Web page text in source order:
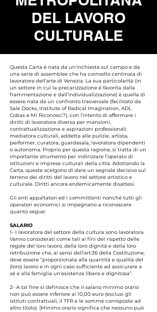
DEL LAVORO
CULTURALE
Questa Carta è nata da un'inchiesta sul campo e da
una serie di assemblee che ha coinvolto centinaia di
lavoratorə dell’arte di Venezia. La sua particolarità (in
un settore in cui la precarizzazione è favorita dalla
frammentazione e dall’individualizzazione) è quella di
essere nata da un confronto trasversale (facilitato da
Sale Docks, Institute of Radical Imagination, ADL
Cobas e Mi Riconosci?), con l’intento di affermare i
diritti di lavoratorə diversə per mansioni,
contrattualizzazione e aspirazioni professionali:
mediatorə culturali, addettə alle pulizie, artistə,
performer, curatorə, guardasala, lavoratorə dipendenti
o autonomə. Proprio per questa ragione, si tratta di un
importante strumento per indirizzare l’operato di
istituzioni e imprese culturali della città. Adottando la
Carta, queste scelgono di dare un segnale decisivo sul
terreno dei diritti del lavoro nel settore artistico e
culturale. Diritti ancora endemicamente disattesi.
Gli enti appaltatori ed i committenti nonché tutti gli
operatori economici si impegnano a riconoscere
quanto segue:
SALARIO
1- I lavoratorə del settore della cultura sono lavoratorə.
Vanno considerati come tali ai fini del rispetto delle
regole del loro lavoro, della loro dignità e della loro
retribuzione che, ai sensi dell’art.36 della Costituzione,
deve essere “proporzionata alla quantità e qualità del
(loro) lavoro e in ogni caso sufficiente ad assicurare a
sé e alla famiglia un'esistenza libera e dignitosa”.
2- A tal fine si definisce che il salario minimo orario
non può essere inferiore ai 10,00 euro (esclusi gli
istituti contrattuali, il TFR e le somme corrisposte ad
altro titolo). (Minimo orario significa che nessuno può